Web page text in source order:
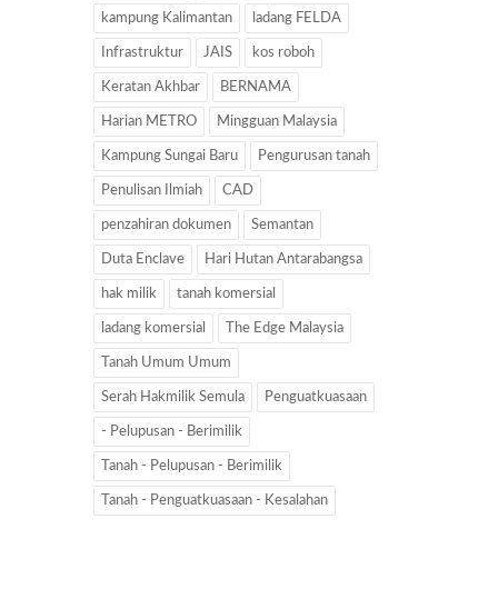
kampung Kalimantan ladang FELDA
Infrastruktur JAIS kos roboh
Keratan Akhbar BERNAMA
Harian METRO Mingguan Malaysia
Kampung Sungai Baru Pengurusan tanah
Penulisan Ilmiah CAD
penzahiran dokumen Semantan
Duta Enclave Hari Hutan Antarabangsa
hak milik tanah komersial
ladang komersial The Edge Malaysia
Tanah Umum Umum
Serah Hakmilik Semula Penguatkuasaan
- Pelupusan - Berimilik
Tanah - Pelupusan - Berimilik
Tanah - Penguatkuasaan - Kesalahan